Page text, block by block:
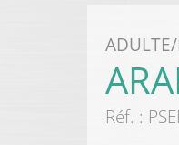
ADULTE/
Réf. :